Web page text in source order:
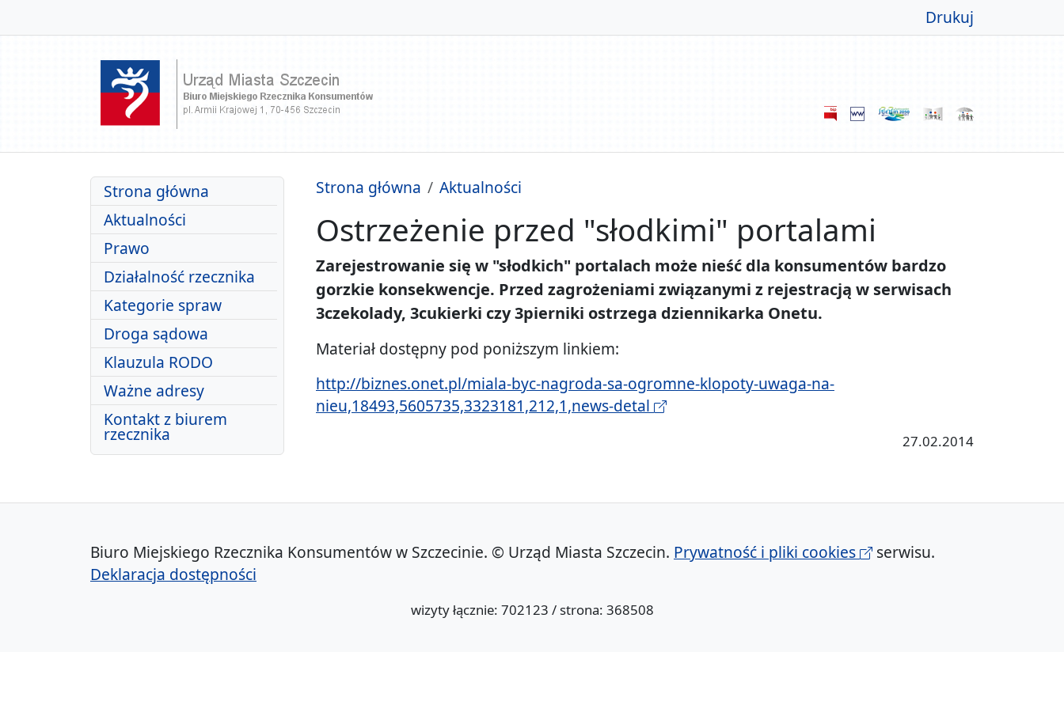
Drukuj
Strona główna
Aktualności
Prawo
Działalność rzecznika
Kategorie spraw
Droga sądowa
Klauzula RODO
Ważne adresy
Kontakt z biurem
rzecznika
Strona główna Aktualności
Ostrzeżenie przed "słodkimi" portalami
Zarejestrowanie się w "słodkich" portalach może nieść dla konsumentów bardzo
gorzkie konsekwencje. Przed zagrożeniami związanymi z rejestracją w serwisach
3czekolady, 3cukierki czy 3pierniki ostrzega dziennikarka Onetu.
Materiał dostępny pod poniższym linkiem:
http://biznes.onet.pl/miala-byc-nagroda-sa-ogromne-klopoty-uwaga-na-
nieu,18493,5605735,3323181,212,1,news-detal
27.02.2014
Biuro Miejskiego Rzecznika Konsumentów w Szczecinie. © Urząd Miasta Szczecin. Prywatność i pliki cookies
serwisu.
Deklaracja dostępności
wizyty łącznie: 702123 / strona: 368508